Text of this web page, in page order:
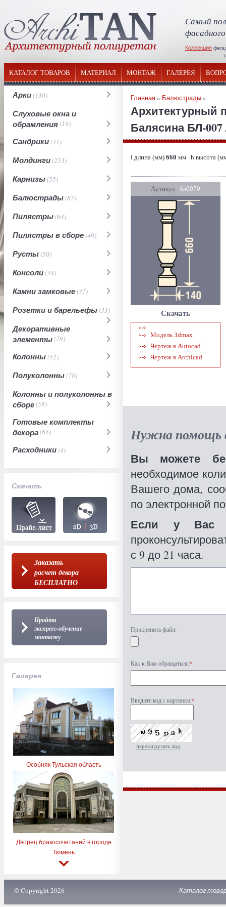
Самый
Коллекция
КАТАЛОГ ТОВАРОВ МАТЕРИАЛ МОНТАЖ ГАЛЕРЕЯ
Арки(130)
Слуховые окна и
обрамления(19)
Сандрики(31)
Молдинги(253)
Карнизы(55)
Балюстрады(87)
Пилястры(64)
Пилястры в сборе(49)
Русты(50)
Консоли(34)
Камни замковые(37)
Розетки и барельефы(33)
Декоративные
элементы(79)
Колонны(52)
Полуколонны(78)
Колонны и полуколонны в
сборе(58)
Готовые комплекты
декора(65)
Расходники(4)
Скачать
Заказать
расчет декора
БЕСПЛАТНО
Пройти
экспресс-обучение
монтажу
Галерея
Особняк Тульская область
Дворец бракосочетаний в городе
Тюмень
Главная» Балюстрады»
Архитектурный
Балясина БЛ-
l длина (мм) 660 мм h высота
Артикул - бл0070
Скачать
Модель 3dmax
Чертеж в Autocad
Чертеж в Archicad
Нужна помощь
Вы можете
необходимое
Вашего дома,
по электронной
Если у Вас
с 9 до 21 часа.
Прикрепить файл:
Как к Вам обращаться:*
Введите код с картинки:*
перезагрузить код
© Copyright 2026 Каталог